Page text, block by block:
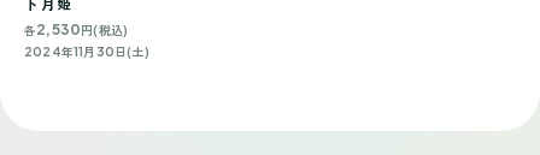
ト 月姫
各2,530 円(税込)
2024年11月30日(土)